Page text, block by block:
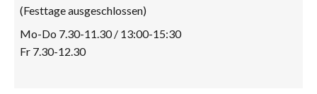
(Festtage ausgeschlossen)
Mo-Do 7.30-11.30 / 13:00-15:30
Fr 7.30-12.30